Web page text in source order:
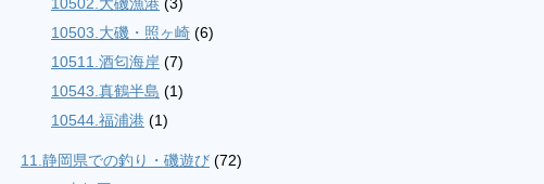
10503.大磯・照ヶ崎 (6)
10511.酒匂海岸 (7)
10543.真鶴半島 (1)
10544.福浦港 (1)
11.静岡県での釣り・磯遊び (72)